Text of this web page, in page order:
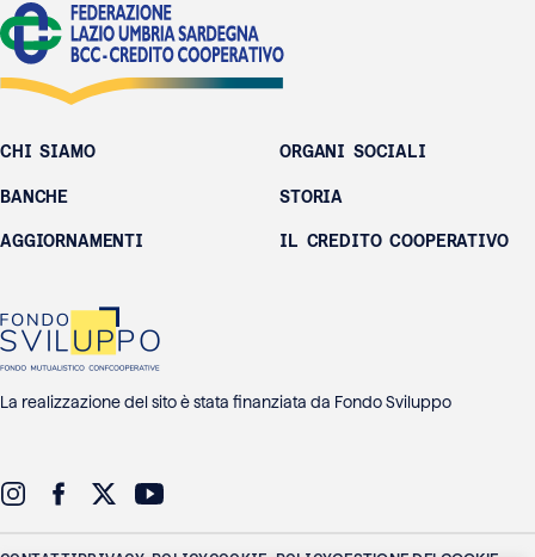
CHI SIAMO
BANCHE
AGGIORNAMENTI
ORGANI SOCIALI
STORIA
IL CREDITO COOPERATIVO
La realizzazione del sito è stata finanziata da Fondo Sviluppo